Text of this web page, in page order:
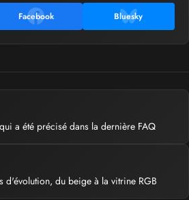
Facebook Bluesky
a été précisé dans la dernière FAQ
d'évolution, du beige à la vitrine RGB